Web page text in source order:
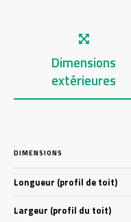
Dimensions
extérieures
DIMENSIONS
Longueur (profil de toit)
Largeur (profil du toit)